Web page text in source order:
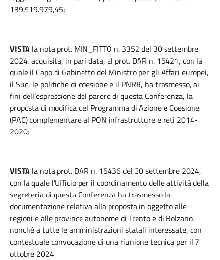
139.919.979,45;
VISTA la nota prot. MIN_FITTO n. 3352 del 30 settembre
2024, acquisita, in pari data, al prot. DAR n. 15421, con la
quale il Capo di Gabinetto del Ministro per gli Affari europei,
il Sud, le politiche di coesione e il PNRR, ha trasmesso, ai
fini dell’espressione del parere di questa Conferenza, la
proposta di modifica del Programma di Azione e Coesione
(PAC) complementare al PON infrastrutture e reti 2014-
2020;
VISTA la nota prot. DAR n. 15436 del 30 settembre 2024,
con la quale l’Ufficio per il coordinamento delle attività della
segreteria di questa Conferenza ha trasmesso la
documentazione relativa alla proposta in oggetto alle
regioni e alle province autonome di Trento e di Bolzano,
nonché a tutte le amministrazioni statali interessate, con
contestuale convocazione di una riunione tecnica per il 7
ottobre 2024;